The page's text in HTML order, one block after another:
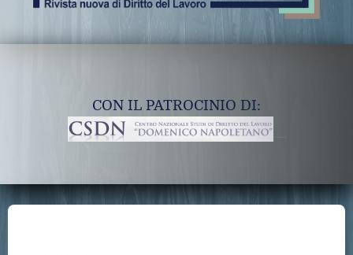
CON IL PATROCINIO DI: